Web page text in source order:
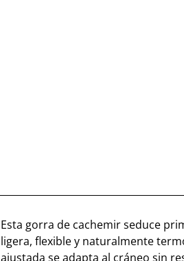
Esta gorra de cachemir seduce
ligera, flexible y naturalmente
ajustada se adapta al cráneo sin